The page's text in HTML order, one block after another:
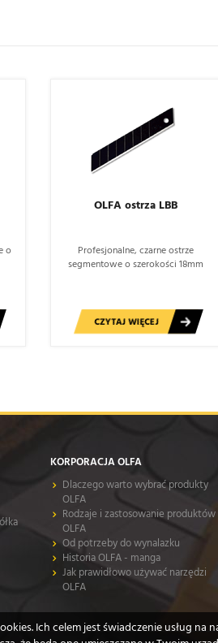
o
OLFA ostrza LBB
Profesjonalne, czarne ostrze
segmentowe o szerokości 18mm
CZYTAJ WIĘCEJ
KORPORACJA OLFA
Dlaczego warto wybrać produkty
OLFA
Rodzaje i zastosowanie produktów
OLFA
Od potrzeby do wynalazku
Historia OLFA - manga
Jak prawidłowo używać narzędzi
OLFA
Ich celem jest świadczenie usług